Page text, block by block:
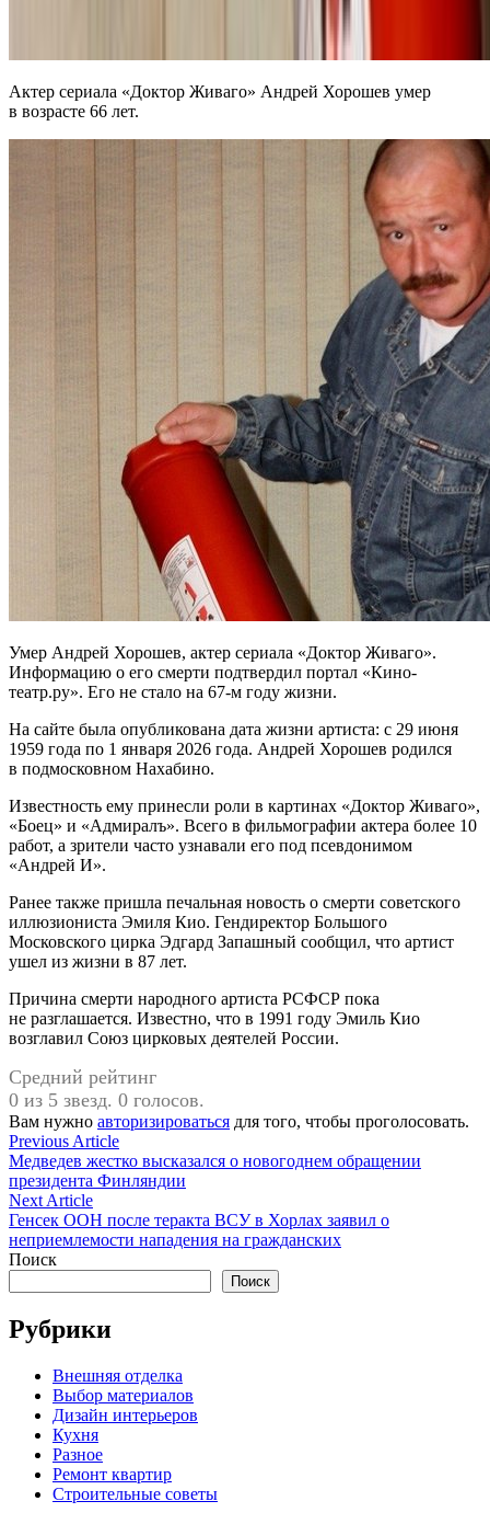
Актер сериала «Доктор Живаго» Андрей Хорошев умер
в возрасте 66 лет.
Умер Андрей Хорошев, актер сериала «Доктор Живаго».
Информацию о его смерти подтвердил портал «Кино-
театр.ру». Его не стало на 67-м году жизни.
На сайте была опубликована дата жизни артиста: с 29 июня
1959 года по 1 января 2026 года. Андрей Хорошев родился
в подмосковном Нахабино.
Известность ему принесли роли в картинах «Доктор Живаго»,
«Боец» и «Адмиралъ». Всего в фильмографии актера более 10
работ, а зрители часто узнавали его под псевдонимом
«Андрей И».
Ранее также пришла печальная новость о смерти советского
иллюзиониста Эмиля Кио. Гендиректор Большого
Московского цирка Эдгард Запашный сообщил, что артист
ушел из жизни в 87 лет.
Причина смерти народного артиста РСФСР пока
не разглашается. Известно, что в 1991 году Эмиль Кио
возглавил Союз цирковых деятелей России.
Средний рейтинг
0 из 5 звезд. 0 голосов.
Вам нужно авторизироваться для того, чтобы проголосовать.
Навигация
по
записям
Previous ArticlePrevious
article:
Медведев жестко высказался о новогоднем обращении
президента Финляндии
Next ArticleNext
article:
Генсек ООН после теракта ВСУ в Хорлах заявил о
неприемлемости нападения на гражданских
Поиск
Поиск
Рубрики
Внешняя отделка
Выбор материалов
Дизайн интерьеров
Кухня
Разное
Ремонт квартир
Строительные советы